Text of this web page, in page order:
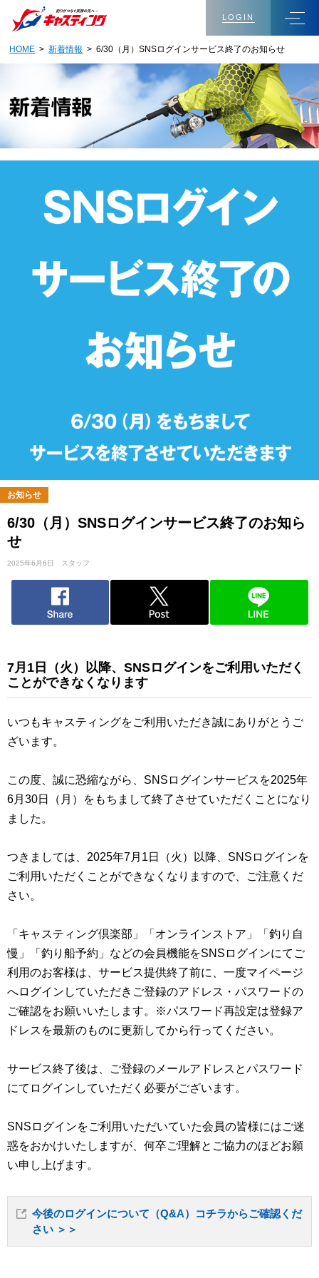
LOGIN
HOME >新着情報 > 6/30（月）SNSログインサービス終了のお知らせ
お知らせ
6/30（月）SNSログインサービス終了のお知ら
せ
2025年6月6日 スタッフ
7月1日（火）以降、SNSログインをご利用いただく
ことができなくなります
いつもキャスティングをご利用いただき誠にありがとうご
ざいます。
この度、誠に恐縮ながら、SNSログインサービスを2025年
6月30日（月）をもちまして終了させていただくことになり
ました。
つきましては、2025年7月1日（火）以降、SNSログインを
ご利用いただくことができなくなりますので、ご注意くだ
さい。
「キャスティング倶楽部」「オンラインストア」「釣り自
慢」「釣り船予約」などの会員機能をSNSログインにてご
利用のお客様は、サービス提供終了前に、一度マイページ
へログインしていただきご登録のアドレス・パスワードの
ご確認をお願いいたします。※パスワード再設定は登録ア
ドレスを最新のものに更新してから行ってください。
サービス終了後は、ご登録のメールアドレスとパスワード
にてログインしていただく必要がございます。
SNSログインをご利用いただいていた会員の皆様にはご迷
惑をおかけいたしますが、何卒ご理解とご協力のほどお願
い申し上げます。
今後のログインについて（Q&A）コチラからご確認くだ
さい ＞＞